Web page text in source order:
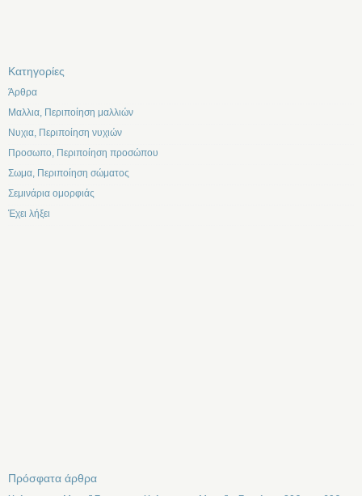
Kατηγορίες
Άρθρα
Μαλλια, Περιποίηση μαλλιών
Νυχια, Περιποίηση νυχιών
Προσωπο, Περιποίηση προσώπου
Σωμα, Περιποίηση σώματος
Σεμινάρια ομορφιάς
Έχει λήξει
Πρόσφατα άρθρα